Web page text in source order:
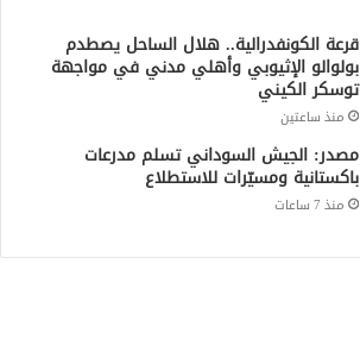
قرعة الكونفدرالية.. هلال الساحل يصطدم
بولوالو الإثيوبي وأهلي مدني في مواجهة
توسكر الكيني
منذ ساعتين
مصدر: الجيش السوداني تسلم مدرعات
باكستانية ومسيّرات للاستطلاع
منذ 7 ساعات